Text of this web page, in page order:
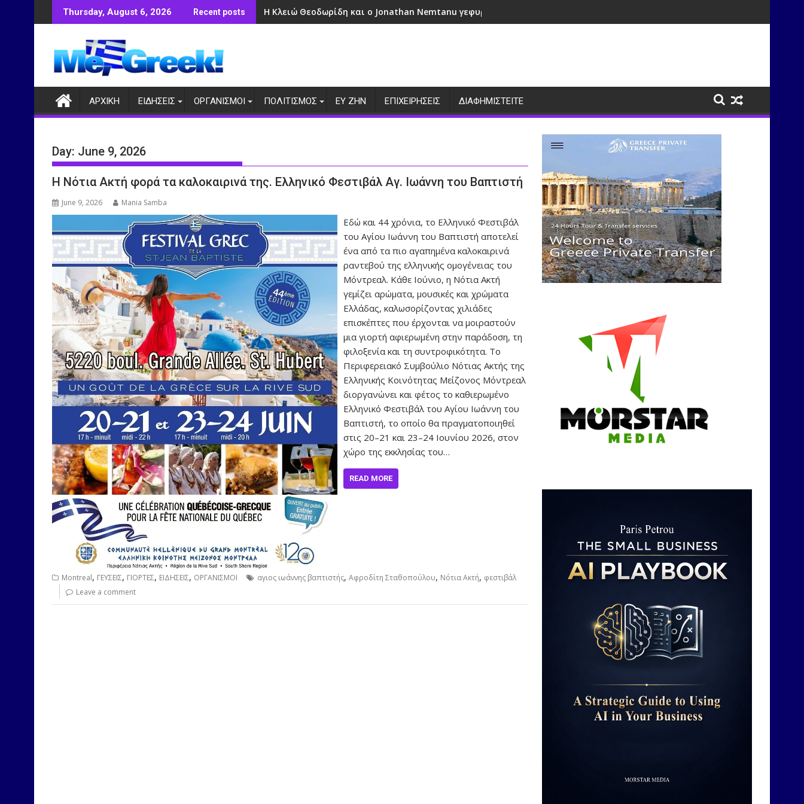
to
Thursday, August 6, 2026 Recent posts Η Κλειώ Θεοδωρίδη και ο Jonathan Nemtanu γεφυρώνουν πολιτισμούς μέσα από τη μουσική
ΑΡΧΙΚΗ ΕΙΔΗΣΕΙΣ ΟΡΓΑΝΙΣΜΟΙ ΠΟΛΙΤΙΣΜΟΣ ΕΥ ΖΗΝ ΕΠΙΧΕΙΡΗΣΕΙΣ ΔΙΑΦΗΜΙΣΤΕΙΤΕ
Day: June 9, 2026
Η Νότια Ακτή φορά τα καλοκαιρινά της. Ελληνικό Φεστιβάλ Αγ. Ιωάννη του Βαπτιστή
June 9, 2026 Mania Samba
Εδώ και 44 χρόνια, το Ελληνικό Φεστιβάλ
του Αγίου Ιωάννη του Βαπτιστή αποτελεί
ένα από τα πιο αγαπημένα καλοκαιρινά
ραντεβού της ελληνικής ομογένειας του
Μόντρεαλ. Κάθε Ιούνιο, η Νότια Ακτή
γεμίζει αρώματα, μουσικές και χρώματα
Ελλάδας, καλωσορίζοντας χιλιάδες
επισκέπτες που έρχονται να μοιραστούν
μια γιορτή αφιερωμένη στην παράδοση, τη
φιλοξενία και τη συντροφικότητα. Το
Περιφερειακό Συμβούλιο Νότιας Ακτής της
Ελληνικής Κοινότητας Μείζονος Μόντρεαλ
διοργανώνει και φέτος το καθιερωμένο
Ελληνικό Φεστιβάλ του Αγίου Ιωάννη του
Βαπτιστή, το οποίο θα πραγματοποιηθεί
στις 20–21 και 23–24 Ιουνίου 2026, στον
χώρο της εκκλησίας του…
READ MORE
Montreal, ΓΕΥΣΕΙΣ, ΓΙΟΡΤΕΣ, ΕΙΔΗΣΕΙΣ, ΟΡΓΑΝΙΣΜΟΙ αγιος ιωάννης βαπτιστής, Αφροδίτη Σταθοπούλου, Νότια Ακτή, φεστιβάλ
Leave a comment